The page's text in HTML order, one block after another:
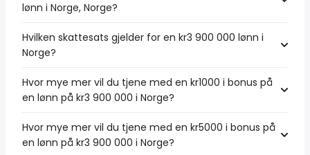
lønn i Norge, Norge?
Hvilken skattesats gjelder for en kr3 900 000 lønn i
Norge?
Hvor mye mer vil du tjene med en kr1000 i bonus på
en lønn på kr3 900 000 i Norge?
Hvor mye mer vil du tjene med en kr5000 i bonus på
en lønn på kr3 900 000 i Norge?